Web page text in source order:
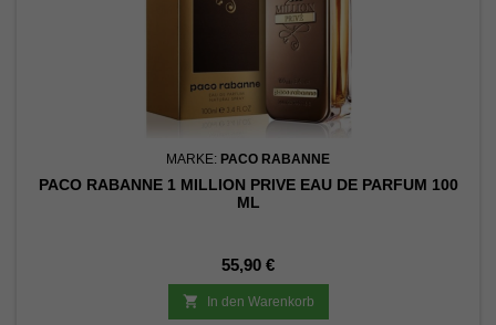
MARKE: PACO RABANNE
PACO RABANNE 1 MILLION PRIVE EAU DE PARFUM 100
ML
Preis
55,90 €
 In den Warenkorb